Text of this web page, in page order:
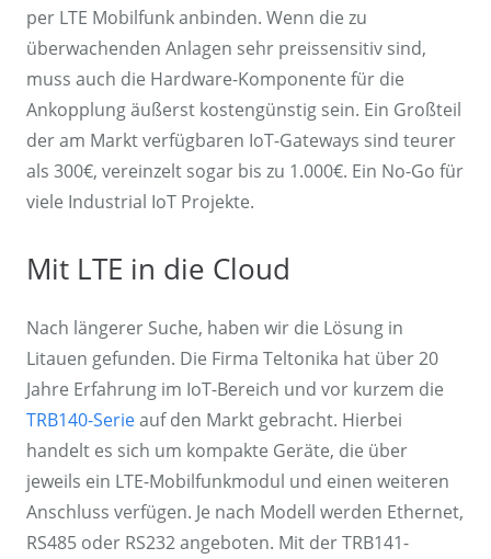
per LTE Mobilfunk anbinden. Wenn die zu
überwachenden Anlagen sehr preissensitiv sind,
muss auch die Hardware-Komponente für die
Ankopplung äußerst kostengünstig sein. Ein Großteil
der am Markt verfügbaren IoT-Gateways sind teurer
als 300€, vereinzelt sogar bis zu 1.000€. Ein No-Go für
viele Industrial IoT Projekte.
Mit LTE in die Cloud
Nach längerer Suche, haben wir die Lösung in
Litauen gefunden. Die Firma Teltonika hat über 20
Jahre Erfahrung im IoT-Bereich und vor kurzem die
TRB140-Serieauf den Markt gebracht. Hierbei
handelt es sich um kompakte Geräte, die über
jeweils ein LTE-Mobilfunkmodul und einen weiteren
Anschluss verfügen. Je nach Modell werden Ethernet,
RS485 oder RS232 angeboten. Mit der TRB141-